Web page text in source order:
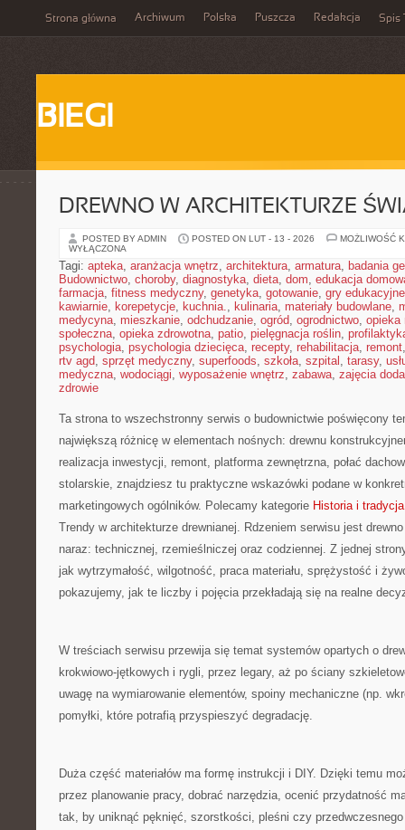
Strona główna Archiwum Polska Puszcza Redakcja Spis
BIEGI
DREWNO W ARCHITEKTURZE
POSTED BY ADMIN POSTED ON LUT - 13 - 2026
MOŻLIWOŚĆ
WYŁĄCZONA
Tagi: apteka, aranżacja wnętrz, architektura, armatura, badania
Budownictwo, choroby, diagnostyka, dieta, dom, edukacja
farmacja, fitness medyczny, genetyka, gotowanie, gry edukacyjne
kawiarnie, korepetycje, kuchnia., kulinaria, materiały budowlane,
medycyna, mieszkanie, odchudzanie, ogród, ogrodnictwo, opieka
społeczna, opieka zdrowotna, patio, pielęgnacja roślin,
psychologia, psychologia dziecięca, recepty, rehabilitacja, remont
rtv agd, sprzęt medyczny, superfoods, szkoła, szpital , tarasy,
medyczna, wodociągi, wyposażenie wnętrz, zabawa, zajęcia
zdrowie
Ta strona to wszechstronny serwis o budownictwie poświęcony
największą różnicę w elementach nośnych: drewnu
realizacja inwestycji, remont, platforma zewnętrzna, połać
stolarskie, znajdziesz tu praktyczne wskazówki podane w
marketingowych ogólników. Polecamy kategorie Historia i
Trendy w architekturze drewnianej. Rdzeniem serwisu jest
naraz: technicznej, rzemieślniczej oraz codziennej. Z jednej
jak wytrzymałość, wilgotność, praca materiału, sprężystość i
pokazujemy, jak te liczby i pojęcia przekładają się na realne
W treściach serwisu przewija się temat systemów opartych o
krokwiowo-jętkowych i rygli, przez legary, aż po ściany
uwagę na wymiarowanie elementów, spoiny mechaniczne (np.
pomyłki, które potrafią przyspieszyć degradację.
Duża część materiałów ma formę instrukcji i DIY. Dzięki temu
przez planowanie pracy, dobrać narzędzia, ocenić przydatność
tak, by uniknąć pęknięć, szorstkości, pleśni czy